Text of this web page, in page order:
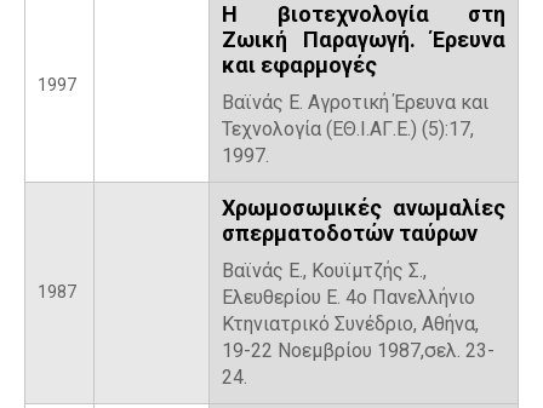
1997
Η βιοτεχνολογία στη
Ζωική Παραγωγή. Έρευνα
και εφαρμογές
Βαϊνάς Ε. Αγροτική Έρευνα και
Τεχνολογία (ΕΘ.Ι.ΑΓ.Ε.) (5):17,
1997.
1987
Χρωμοσωμικές ανωμαλίες
σπερματοδοτών ταύρων
Βαϊνάς E., Κουϊμτζής Σ.,
Ελευθερίου E. 4ο Πανελλήνιο
Κτηνιατρικό Συνέδριο, Αθήνα,
19-22 Nοεμβρίου 1987,σελ. 23-
24.